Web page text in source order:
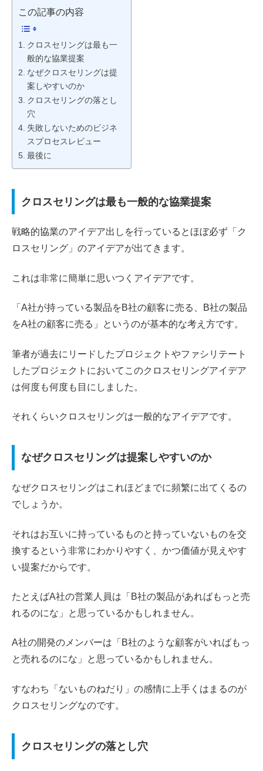
この記事の内容
クロスセリングは最も一
般的な協業提案
なぜクロスセリングは提
案しやすいのか
クロスセリングの落とし
穴
失敗しないためのビジネ
スプロセスレビュー
最後に
クロスセリングは最も一般的な協業提案
戦略的協業のアイデア出しを行っているとほぼ必ず「ク
ロスセリング」のアイデアが出てきます。
これは非常に簡単に思いつくアイデアです。
「A社が持っている製品をB社の顧客に売る、B社の製品
をA社の顧客に売る」というのが基本的な考え方です。
筆者が過去にリードしたプロジェクトやファシリテート
したプロジェクトにおいてこのクロスセリングアイデア
は何度も何度も目にしました。
それくらいクロスセリングは一般的なアイデアです。
なぜクロスセリングは提案しやすいのか
なぜクロスセリングはこれほどまでに頻繁に出てくるの
でしょうか。
それはお互いに持っているものと持っていないものを交
換するという非常にわかりやすく、かつ価値が見えやす
い提案だからです。
たとえばA社の営業人員は「B社の製品があればもっと売
れるのにな」と思っているかもしれません。
A社の開発のメンバーは「B社のような顧客がいればもっ
と売れるのにな」と思っているかもしれません。
すなわち「ないものねだり」の感情に上手くはまるのが
クロスセリングなのです。
クロスセリングの落とし穴